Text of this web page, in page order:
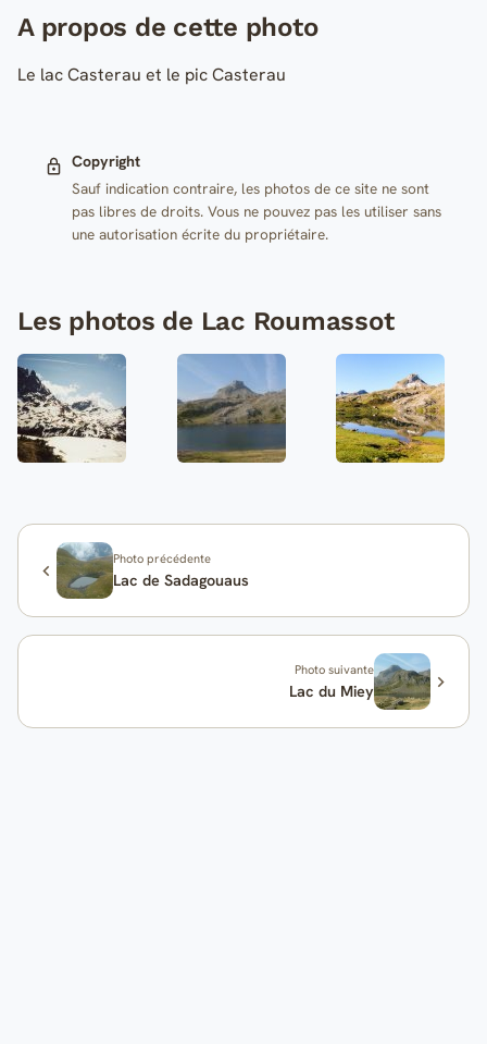
A propos de cette photo
Le lac Casterau et le pic Casterau
Copyright
Sauf indication contraire, les photos de ce site ne sont
pas libres de droits. Vous ne pouvez pas les utiliser sans
une autorisation écrite du propriétaire.
Les photos de Lac Roumassot
Photo précédente
Lac de Sadagouaus
Photo suivante
Lac du Miey